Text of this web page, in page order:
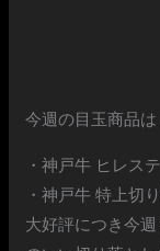
今週の目玉商品は
・神戸牛 ヒレス
・神戸牛 特上
大好評につき今